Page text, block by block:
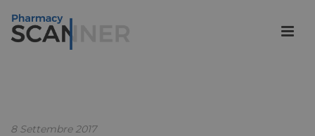
8 Settembre 2017